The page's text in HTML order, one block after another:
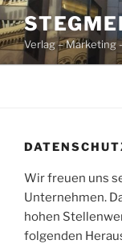
Zum
Inhalt
springenVerlag – Marketing
Wir freuen uns
Unternehmen.
hohen
folgenden